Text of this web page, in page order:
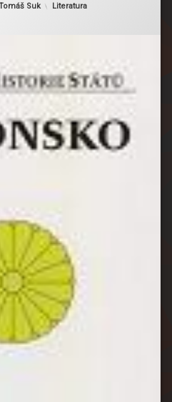
Suk Kategorie:
Literatura